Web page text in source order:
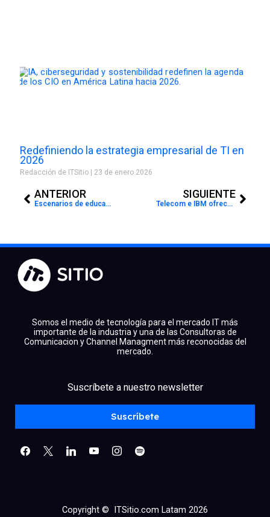
Redefiniendo la estrategia empresarial de TI en
2026
Redacción de ITSitio 23 de enero 2026
ANTERIOR
Escenarios de educación híbridos: ¿Hay que aprender todo de nuevo?
SIGUIENTE
Telecom e IBM ofrecen una nueva solución para la “Gestión unificada de dispositivos”
Somos el medio de tecnología para el mercado IT más
importante de la industria y una de las Consultoras de
Comunicacion y Channel Managment más reconocidas del
mercado.
Suscríbete a nuestro newsletter
Suscríbete
linkedinyoutubeinstagram
spotify
Copyright © ITSitio.com Latam 2026